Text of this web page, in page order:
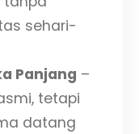
sehari-
Panjang –
tetapi
datang